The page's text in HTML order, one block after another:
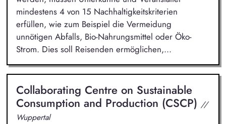
mindestens 4 von 15 Nachhaltigkeitskriterien
erfüllen, wie zum Beispiel die Vermeidung
unnötigen Abfalls, Bio-Nahrungsmittel oder Öko-
Strom. Dies soll Reisenden ermöglichen,...
Collaborating Centre on Sustainable
Consumption and Production (CSCP) //
Wuppertal